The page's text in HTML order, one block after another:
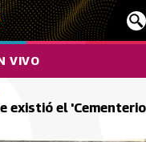
VIVO
existió el 'Cementerio